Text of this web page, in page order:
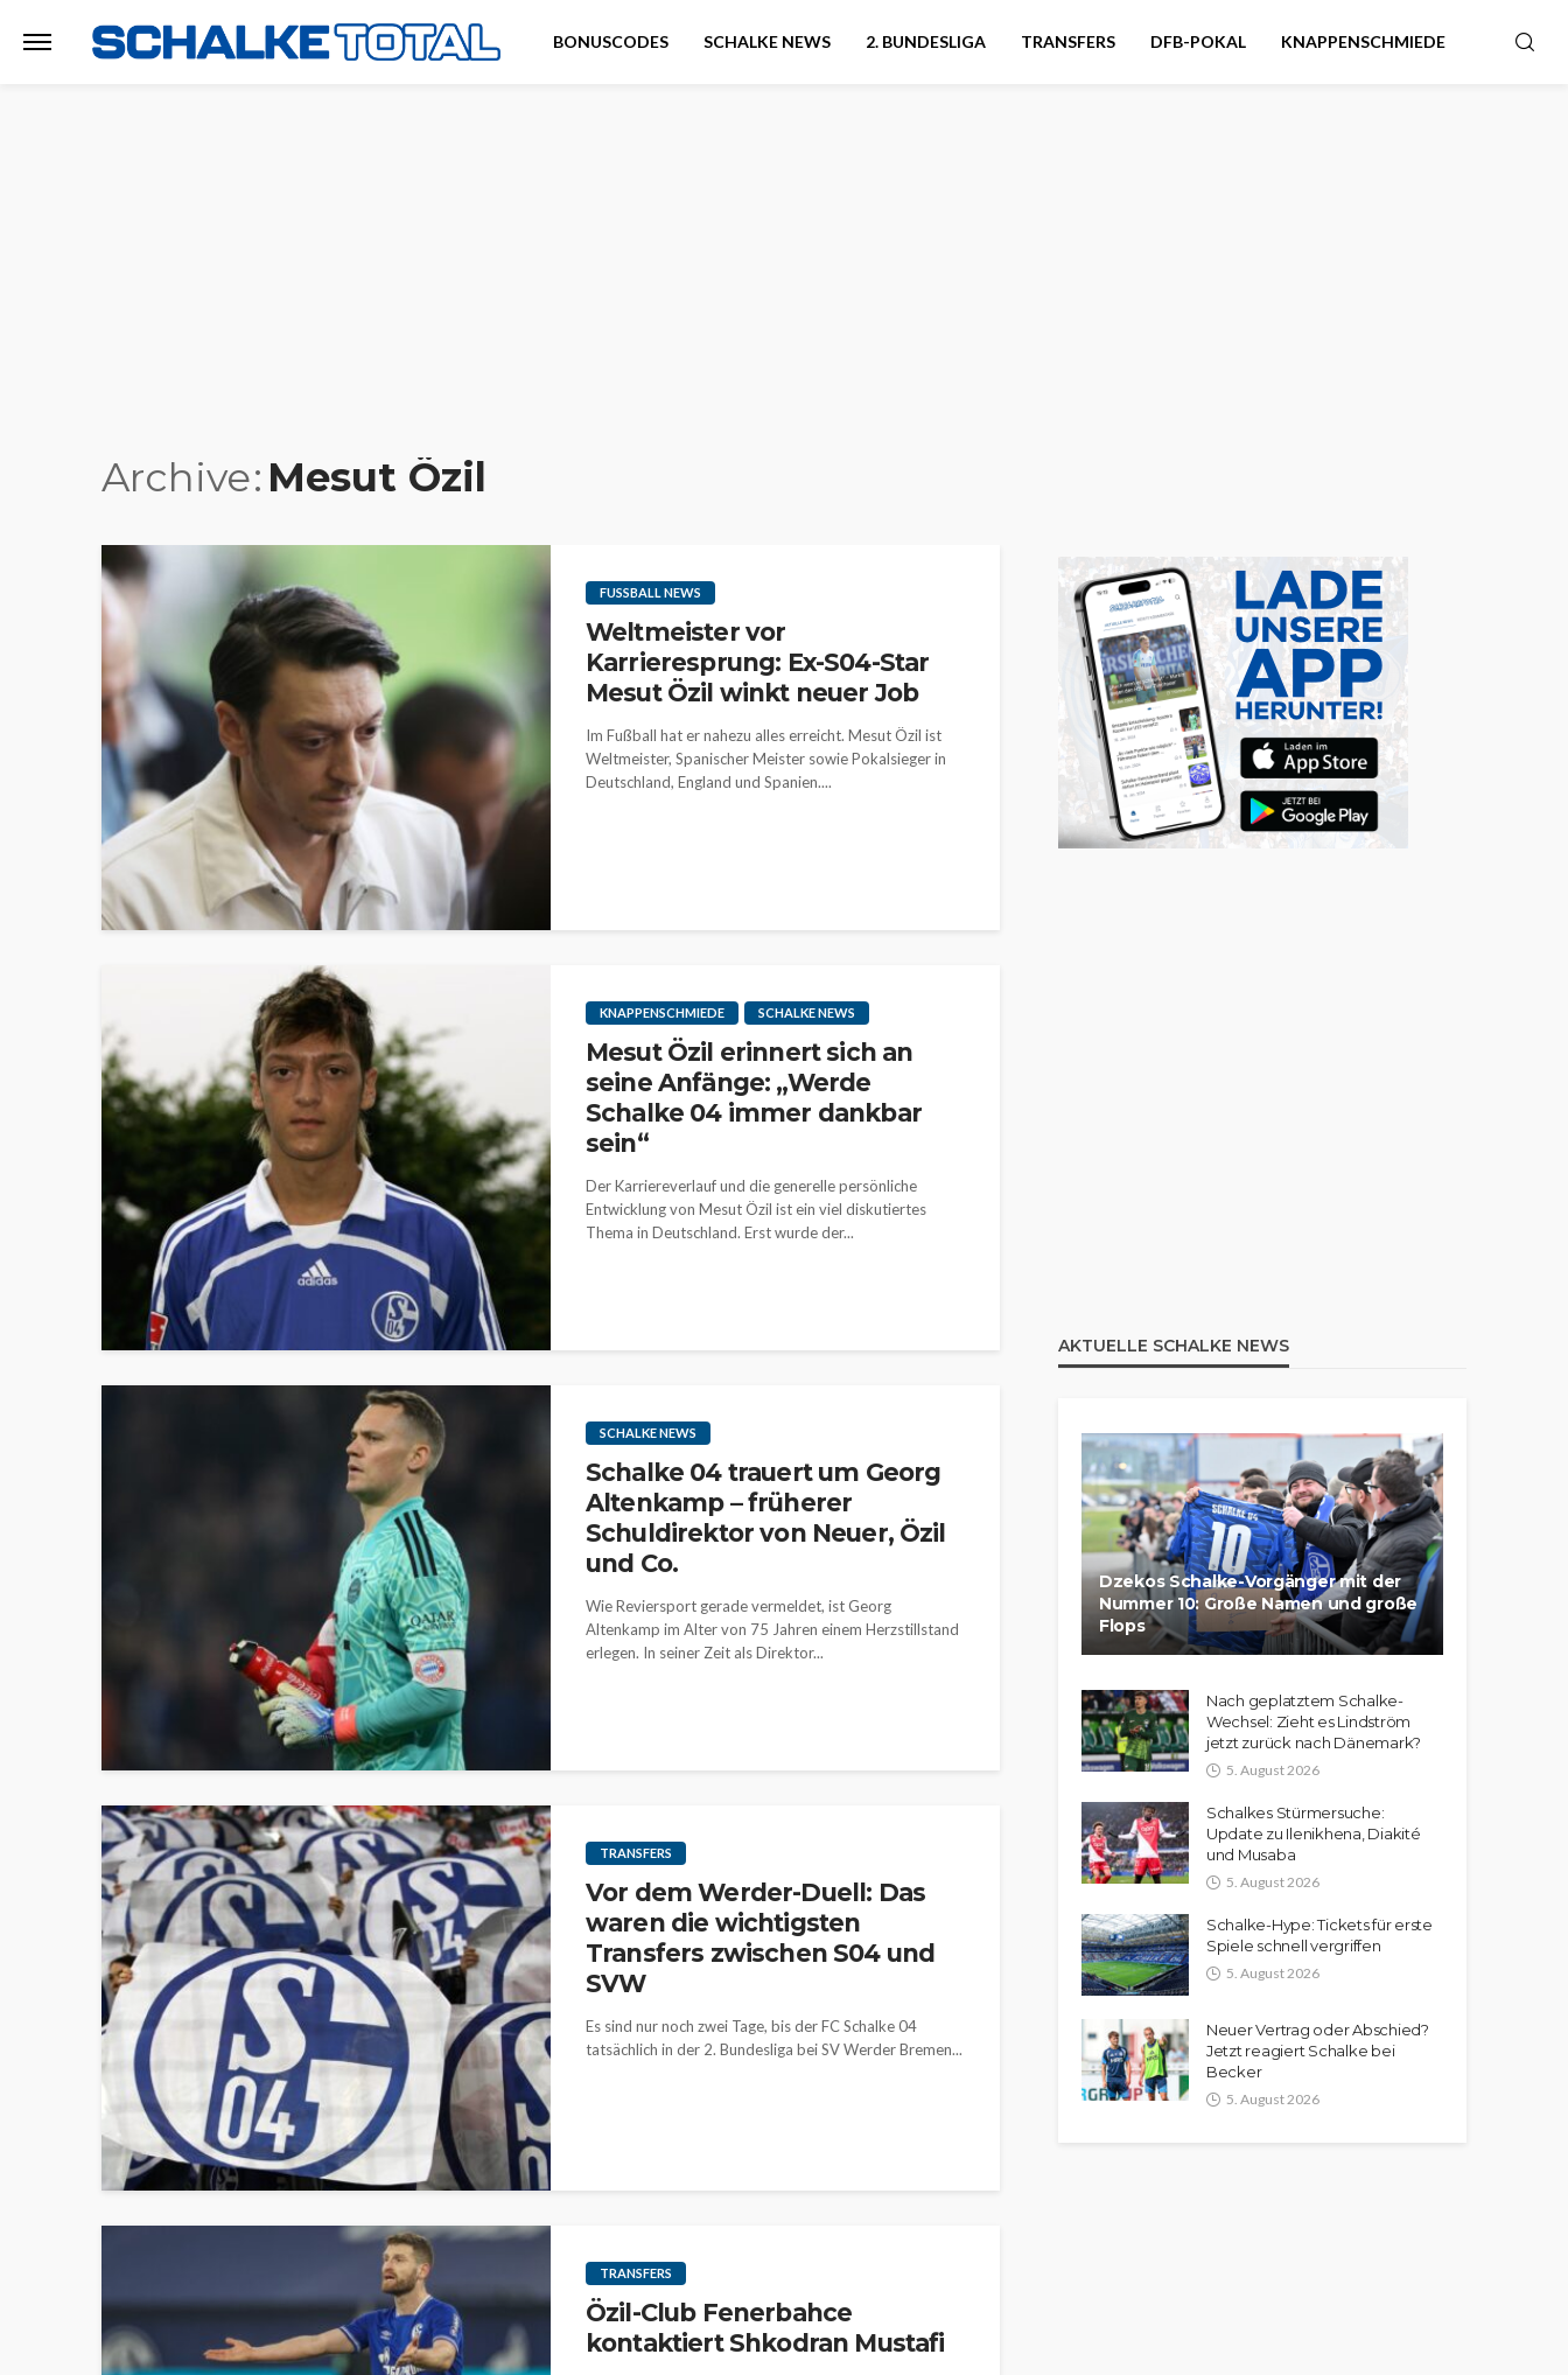
BONUSCODES SCHALKE NEWS 2. BUNDESLIGA TRANSFERS DFB-POKAL KNAPPENSCHMIEDE
Archive Mesut Özil
FUSSBALL NEWS
Weltmeister vor
Karrieresprung: Ex-S04-Star
Mesut Özil winkt neuer Job
Im Fußball hat er nahezu alles erreicht. Mesut Özil ist
Weltmeister, Spanischer Meister sowie Pokalsieger in
Deutschland, England und Spanien....
KNAPPENSCHMIEDE SCHALKE NEWS
Mesut Özil erinnert sich an
seine Anfänge: „Werde
Schalke 04 immer dankbar
sein“
Der Karriereverlauf und die generelle persönliche
Entwicklung von Mesut Özil ist ein viel diskutiertes
Thema in Deutschland. Erst wurde der...
SCHALKE NEWS
Schalke 04 trauert um Georg
Altenkamp – früherer
Schuldirektor von Neuer, Özil
und Co.
Wie Reviersport gerade vermeldet, ist Georg
Altenkamp im Alter von 75 Jahren einem Herzstillstand
erlegen. In seiner Zeit als Direktor...
TRANSFERS
Vor dem Werder-Duell: Das
waren die wichtigsten
Transfers zwischen S04 und
SVW
Es sind nur noch zwei Tage, bis der FC Schalke 04
tatsächlich in der 2. Bundesliga bei SV Werder Bremen...
TRANSFERS
Özil-Club Fenerbahce
kontaktiert Shkodran Mustafi
AKTUELLE SCHALKE NEWS
Dzekos Schalke-Vorgänger mit der
Nummer 10: Große Namen und große
Flops
Nach geplatztem Schalke-
Wechsel: Zieht es Lindström
jetzt zurück nach Dänemark?
5. August 2026
Schalkes Stürmersuche:
Update zu Ilenikhena, Diakité
und Musaba
5. August 2026
Schalke-Hype: Tickets für erste
Spiele schnell vergriffen
5. August 2026
Neuer Vertrag oder Abschied?
Jetzt reagiert Schalke bei
Becker
5. August 2026